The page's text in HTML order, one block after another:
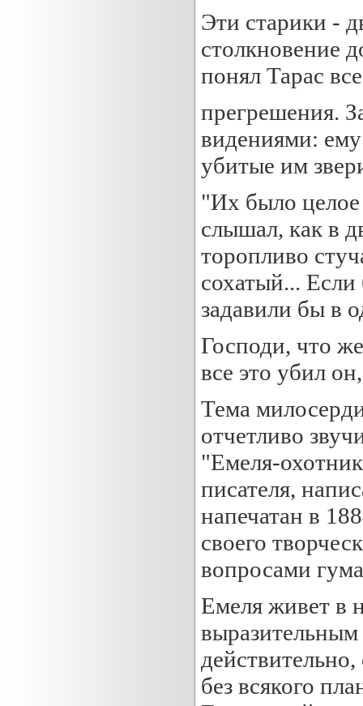
Эти старики -
столкновение
понял Тарас
прегрешения.
видениями:
убитые им
"Их было
слышал, как в
торопливо
сохатый... Если
задавили бы в
Господи, что
все это убил
Тема
отчетливо
"Емеля-
писателя,
напечатан в
своего
вопросами
Емеля живет в
без всякого